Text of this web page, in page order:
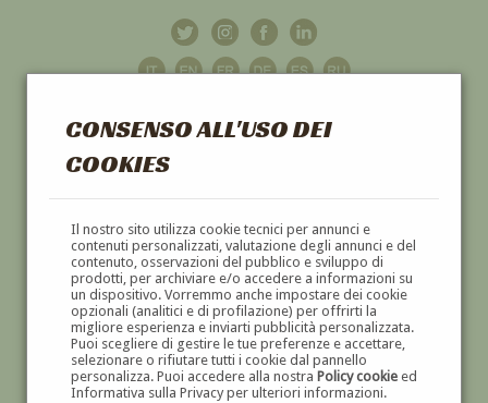
CONSENSO ALL'USO DEI
COOKIES
Il nostro sito utilizza cookie tecnici per annunci e
contenuti personalizzati, valutazione degli annunci e del
contenuto, osservazioni del pubblico e sviluppo di
prodotti, per archiviare e/o accedere a informazioni su
un dispositivo. Vorremmo anche impostare dei cookie
opzionali (analitici e di profilazione) per offrirti la
migliore esperienza e inviarti pubblicità personalizzata.
Puoi scegliere di gestire le tue preferenze e accettare,
selezionare o rifiutare tutti i cookie dal pannello
personalizza. Puoi accedere alla nostra Policy cookieed
Informativa sulla Privacy per ulteriori informazioni.
GALLERIAD'ARTE
DIPINTI E SCULTURE '800 E '900